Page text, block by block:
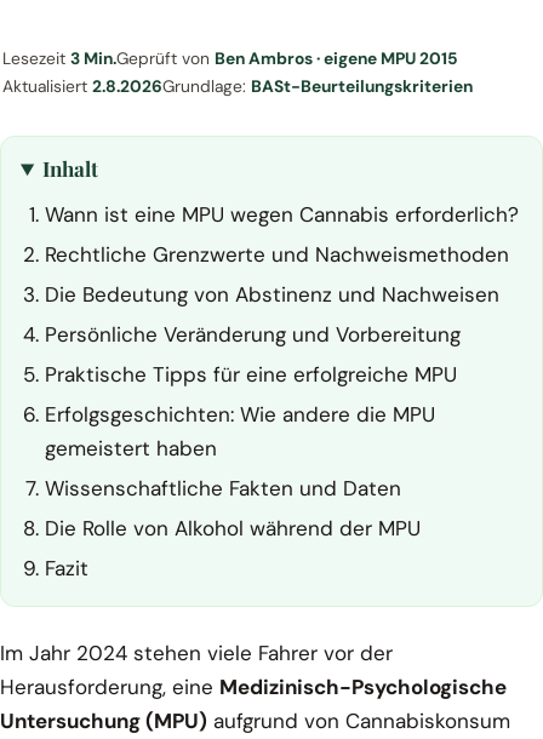
Lesezeit 3 Min.Geprüft von Ben Ambros · eigene MPU 2015
Aktualisiert 2.8.2026Grundlage: BASt-Beurteilungskriterien
Inhalt
Wann ist eine MPU wegen Cannabis erforderlich?
Rechtliche Grenzwerte und Nachweismethoden
Die Bedeutung von Abstinenz und Nachweisen
Persönliche Veränderung und Vorbereitung
Praktische Tipps für eine erfolgreiche MPU
Erfolgsgeschichten: Wie andere die MPU
gemeistert haben
Wissenschaftliche Fakten und Daten
Die Rolle von Alkohol während der MPU
Fazit
Im Jahr 2024 stehen viele Fahrer vor der
Herausforderung, eine Medizinisch-Psychologische
Untersuchung (MPU) aufgrund von Cannabiskonsum